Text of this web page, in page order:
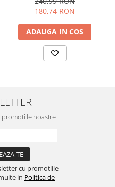
180,74 RON
ADAUGA IN COS
promotiile noastre
cu promotiile
in Politica de